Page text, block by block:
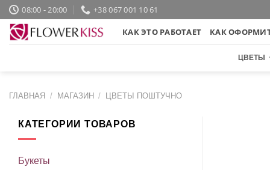
Skip
to
content
08:00 - 20:00 +38 067 001 10 61
КАК ЭТО РАБОТАЕТ КАК
ЦВЕТЫ
ГЛАВНАЯ / МАГАЗИН / ЦВЕТЫ ПОШТУЧНО
КАТЕГОРИИ ТОВАРОВ
Букеты